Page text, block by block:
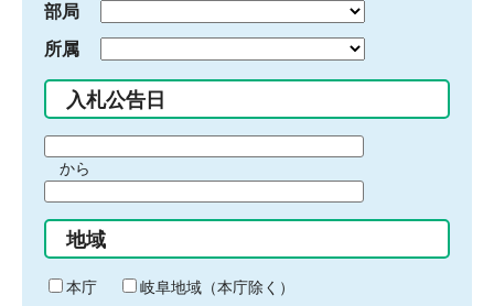
部局
所属
入札公告日
間
始
り
から
間
終
わ
地域
本庁
岐阜地域（本庁除く）